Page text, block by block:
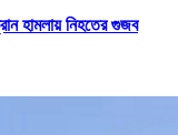
হামলায় নিহতের গুজব